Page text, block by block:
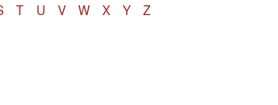
T U V W X Y
Z